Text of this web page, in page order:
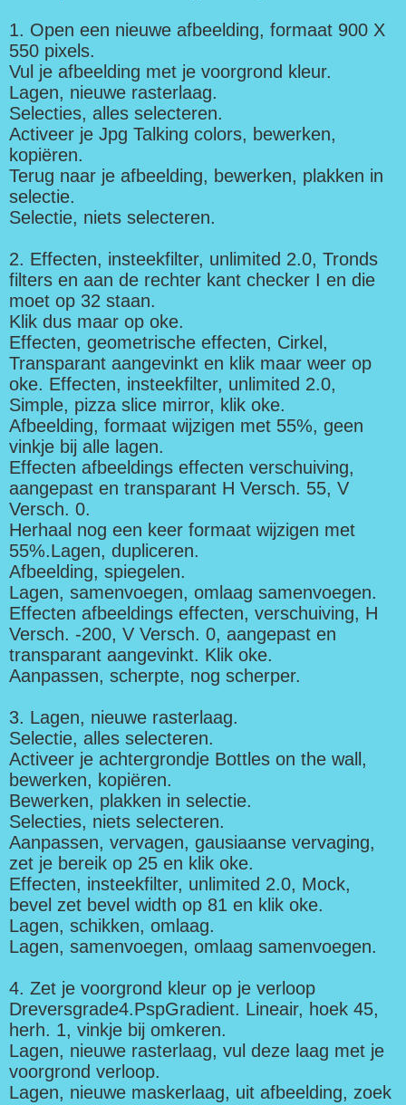
1. Open een nieuwe afbeelding, formaat 900 X
550 pixels.
Vul je afbeelding met je voorgrond kleur.
Lagen, nieuwe rasterlaag.
Selecties, alles selecteren.
Activeer je Jpg Talking colors, bewerken,
kopiëren.
Terug naar je afbeelding, bewerken, plakken in
selectie.
Selectie, niets selecteren.
2. Effecten, insteekfilter, unlimited 2.0, Tronds
filters en aan de rechter kant checker I en die
moet op 32 staan.
Klik dus maar op oke.
Effecten, geometrische effecten, Cirkel,
Transparant aangevinkt en klik maar weer op
oke. Effecten, insteekfilter, unlimited 2.0,
Simple, pizza slice mirror, klik oke.
Afbeelding, formaat wijzigen met 55%, geen
vinkje bij alle lagen.
Effecten afbeeldings effecten verschuiving,
aangepast en transparant H Versch. 55, V
Versch. 0.
Herhaal nog een keer formaat wijzigen met
55%.Lagen, dupliceren.
Afbeelding, spiegelen.
Lagen, samenvoegen, omlaag samenvoegen.
Effecten afbeeldings effecten, verschuiving, H
Versch. -200, V Versch. 0, aangepast en
transparant aangevinkt. Klik oke.
Aanpassen, scherpte, nog scherper.
3. Lagen, nieuwe rasterlaag.
Selectie, alles selecteren.
Activeer je achtergrondje Bottles on the wall,
bewerken, kopiëren.
Bewerken, plakken in selectie.
Selecties, niets selecteren.
Aanpassen, vervagen, gausiaanse vervaging,
zet je bereik op 25 en klik oke.
Effecten, insteekfilter, unlimited 2.0, Mock,
bevel zet bevel width op 81 en klik oke.
Lagen, schikken, omlaag.
Lagen, samenvoegen, omlaag samenvoegen.
4. Zet je voorgrond kleur op je verloop
Dreversgrade4.PspGradient. Lineair, hoek 45,
herh. 1, vinkje bij omkeren.
Lagen, nieuwe rasterlaag, vul deze laag met je
voorgrond verloop.
Lagen, nieuwe maskerlaag, uit afbeelding, zoek